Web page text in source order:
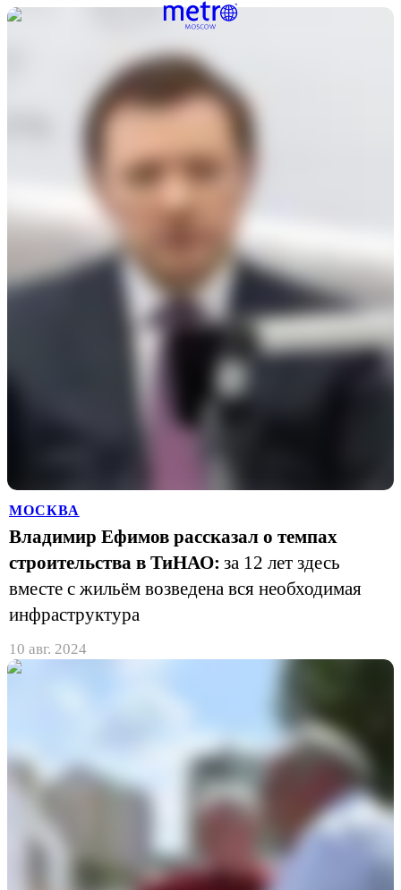
МОСКВА
Владимир Ефимов рассказал о темпах
строительства в ТиНАО: за 12 лет здесь
вместе с жильём возведена вся необходимая
инфраструктура
10 авг. 2024